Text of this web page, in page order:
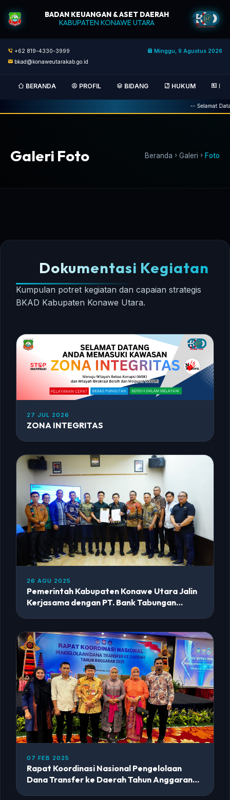
BADAN KEUANGAN & ASET DAERAH
KABUPATEN KONAWE UTARA
+62 819-4330-3999
bkad@konaweutarakab.go.id
Minggu, 9 Agustus 2026
BERANDA PROFIL BIDANG HUKUM
-- Selamat Datang di
Galeri Foto Beranda Galeri Foto
Dokumentasi Kegiatan
Kumpulan potret kegiatan dan capaian strategis
BKAD Kabupaten Konawe Utara.
27 JUL 2026
ZONA INTEGRITAS
26 AGU 2025
Pemerintah Kabupaten Konawe Utara Jalin
Kerjasama dengan PT. Bank Tabungan
07 FEB 2025
Rapat Koordinasi Nasional Pengelolaan
Dana Transfer ke Daerah Tahun Anggaran